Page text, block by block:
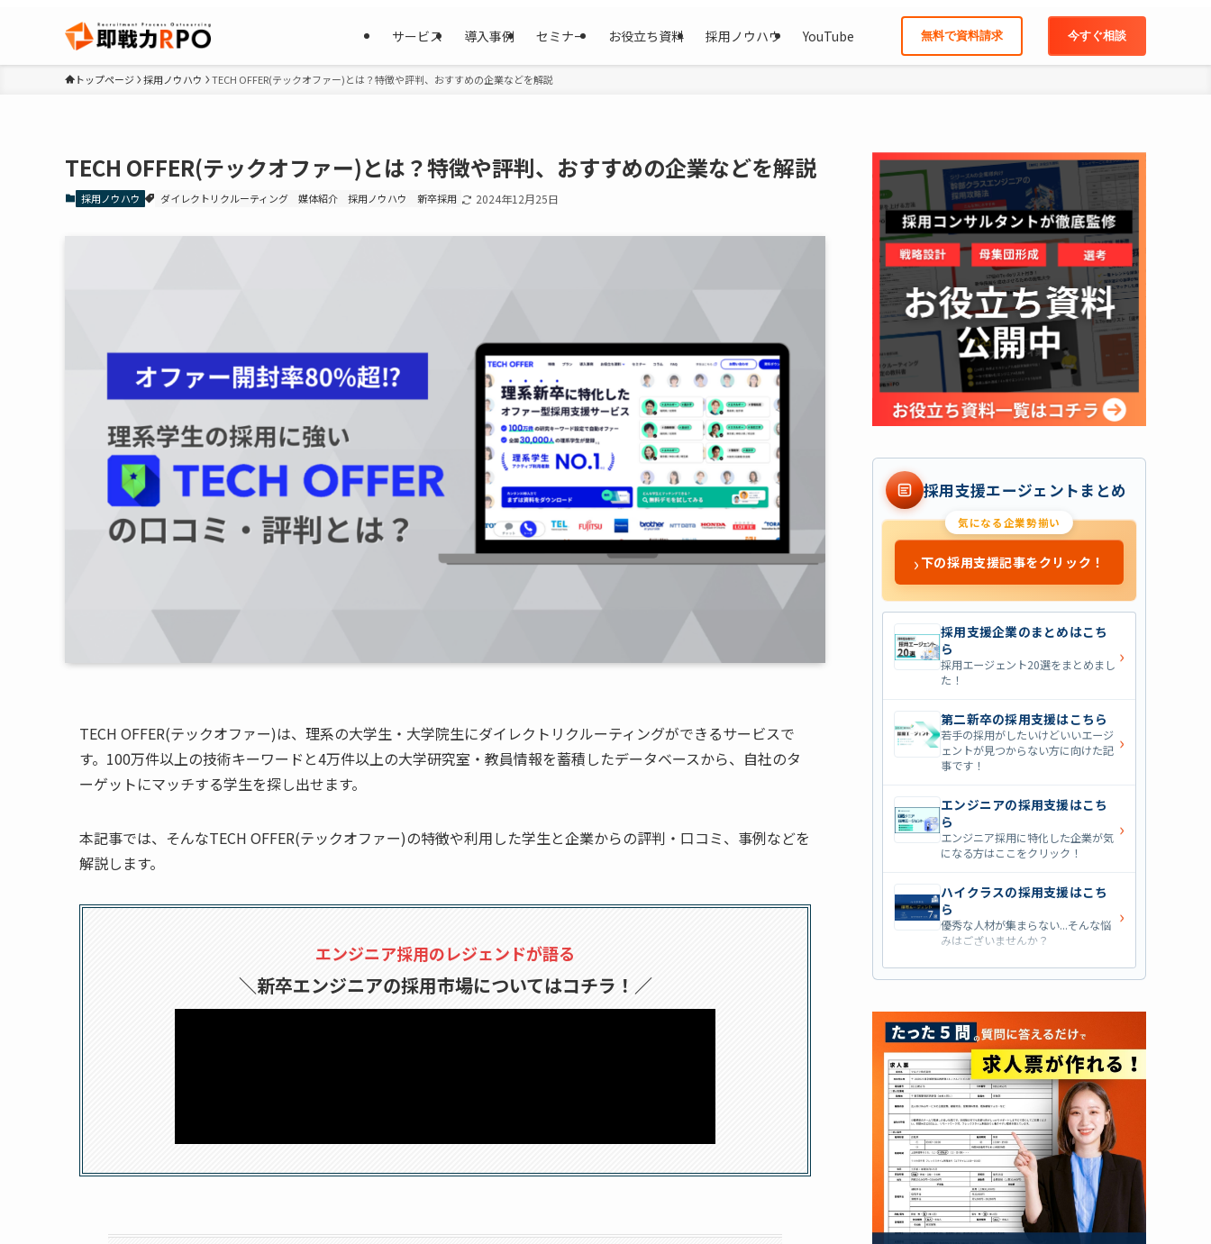
サービス 導入事例 セミナー お役立ち資料 採用ノウハウ YouTube 無料で資料請求 今すぐ相談
トップページ 採用ノウハウ TECH OFFER(テックオファー)とは？特徴や評判、おすすめの企業などを解説
TECH OFFER(テックオファー)とは？特徴や評判、おすすめの企業などを解説
採用ノウハウ ダイレクトリクルーティング 媒体紹介 採用ノウハウ 新卒採用 2024年12月25日
TECH OFFER(テックオファー)は、理系の大学生・大学院生にダイレクトリクルーティングができるサービスで
す。100万件以上の技術キーワードと4万件以上の大学研究室・教員情報を蓄積したデータベースから、自社のタ
ーゲットにマッチする学生を探し出せます。
本記事では、そんなTECH OFFER(テックオファー)の特徴や利用した学生と企業からの評判・口コミ、事例などを
解説します。
エンジニア採用のレジェンドが語る
＼新卒エンジニアの採用市場についてはコチラ！／
採用支援エージェントまとめ
気になる企業勢揃い
›下の採用支援記事をクリック！
採用支援企業のまとめはこち
ら
採用エージェント20選をまとめまし
た！
›
第二新卒の採用支援はこちら
若手の採用がしたいけどいいエージ
ェントが見つからない方に向けた記
事です！
›
エンジニアの採用支援はこち
ら
エンジニア採用に特化した企業が気
になる方はここをクリック！
›
ハイクラスの採用支援はこち
ら
優秀な人材が集まらない...そんな悩
みはございませんか？
›
営業職の採用支援はこちら
した企業を七つ集めました！
外資系の採用支援はこちら
外資系企業の採用支援を行っている
会社はこちらから！
›